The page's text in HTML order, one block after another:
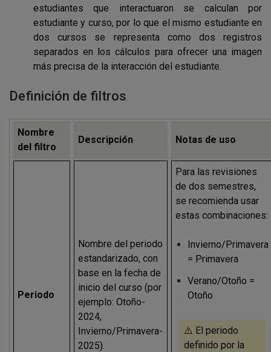
estudiantes que interactuaron se calculan por
estudiante y curso, por lo que el mismo estudiante en
dos cursos se representa como dos registros
separados en los cálculos para ofrecer una imagen
más precisa de la interacción del estudiante.
Definición de filtros
Nombre
del filtro
Descripción Notas de uso
Periodo
Nombre del periodo
estandarizado, con
base en la fecha de
inicio del curso (por
ejemplo: Otoño-
2024,
Invierno/Primavera-
2025).
Para las revisiones
de dos semestres,
se recomienda usar
estas combinaciones:
Invierno/Primavera
= Primavera
Verano/Otoño =
Otoño
⚠️ El periodo
definido por la